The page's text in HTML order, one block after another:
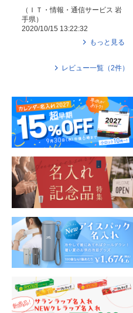
（ ＩＴ・情報・通信サービス 岩
手県）
2020/10/15 13:22:32
もっと見る
レビュー一覧（2件）